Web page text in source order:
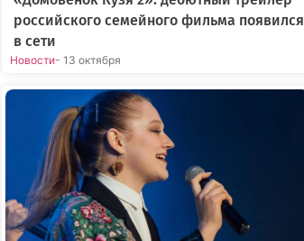
российского семейного фильма появился
в сети
Новости- 13 октября